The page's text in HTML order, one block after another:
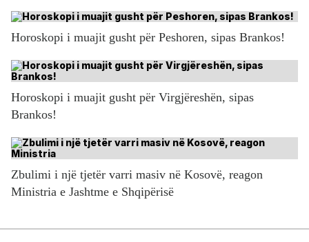
Horoskopi i muajit gusht për Peshoren, sipas Brankos!
Horoskopi i muajit gusht për Virgjëreshën, sipas
Brankos!
Zbulimi i një tjetër varri masiv në Kosovë, reagon
Ministria e Jashtme e Shqipërisë